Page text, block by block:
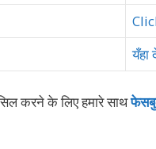
यँहा
करने के लिए हमारे साथ